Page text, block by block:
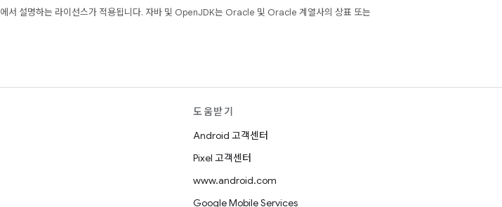
에서 설명하는 라이선스가 적용됩니다. 자바 및 OpenJDK는 Oracle 및 Oracle 계열사의 상표 또는
도움받기
Android 고객센터
Pixel 고객센터
www.android.com
Google Mobile Services